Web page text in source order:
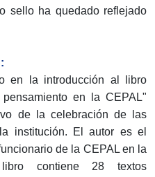
sello ha quedado reflejado
en la introducción al libro
en la CEPAL"
de la celebración de las
institución. El autor es el
de la CEPAL en la
contiene 28 textos